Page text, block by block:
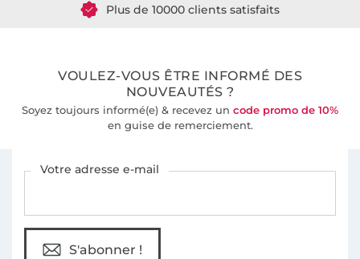
VOULEZ-VOUS ÊTRE INFORMÉ DES
NOUVEAUTÉS ?
Soyez toujours informé(e) & recevez un code promo de 10%
en guise de remerciement.
Votre adresse e-mail
S'abonner !